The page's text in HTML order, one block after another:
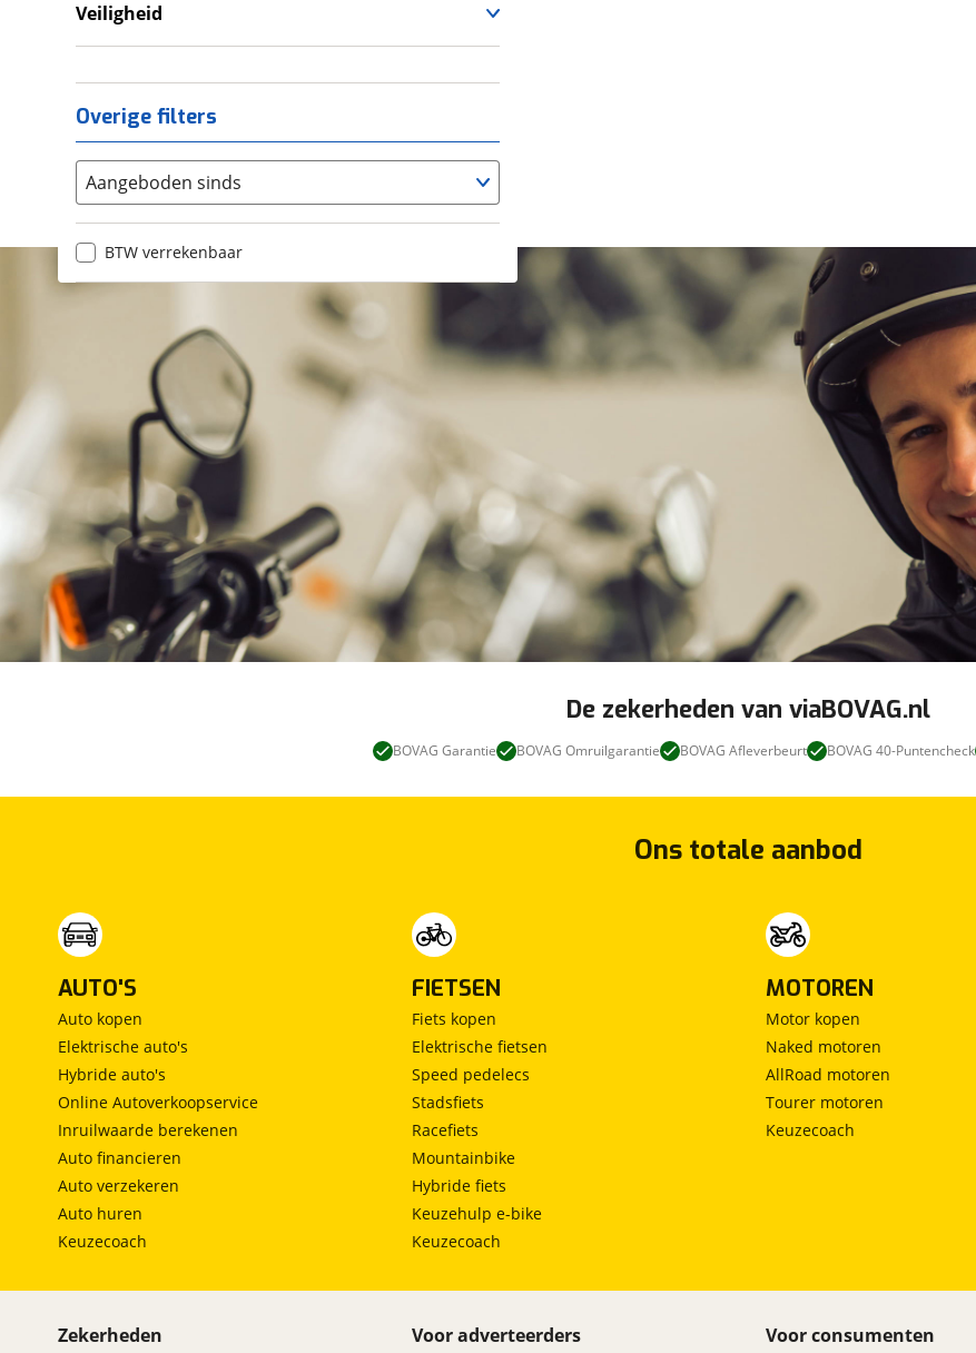
Veiligheid
Overige filters
Aangeboden sinds
BTW verrekenbaar
De zekerheden van viaBOVAG.nl
BOVAG Garantie BOVAG Omruilgarantie BOVAG Afleverbeurt BOVAG 40-Puntencheck
Ons totale aanbod
AUTO'S
Auto kopen
Elektrische auto's
Hybride auto's
Online Autoverkoopservice
Inruilwaarde berekenen
Auto financieren
Auto verzekeren
Auto huren
Keuzecoach
FIETSEN
Fiets kopen
Elektrische fietsen
Speed pedelecs
Stadsfiets
Racefiets
Mountainbike
Hybride fiets
Keuzehulp e-bike
Keuzecoach
MOTOREN
Motor kopen
Naked motoren
AllRoad motoren
Tourer motoren
Keuzecoach
Zekerheden Voor adverteerders Voor consumenten